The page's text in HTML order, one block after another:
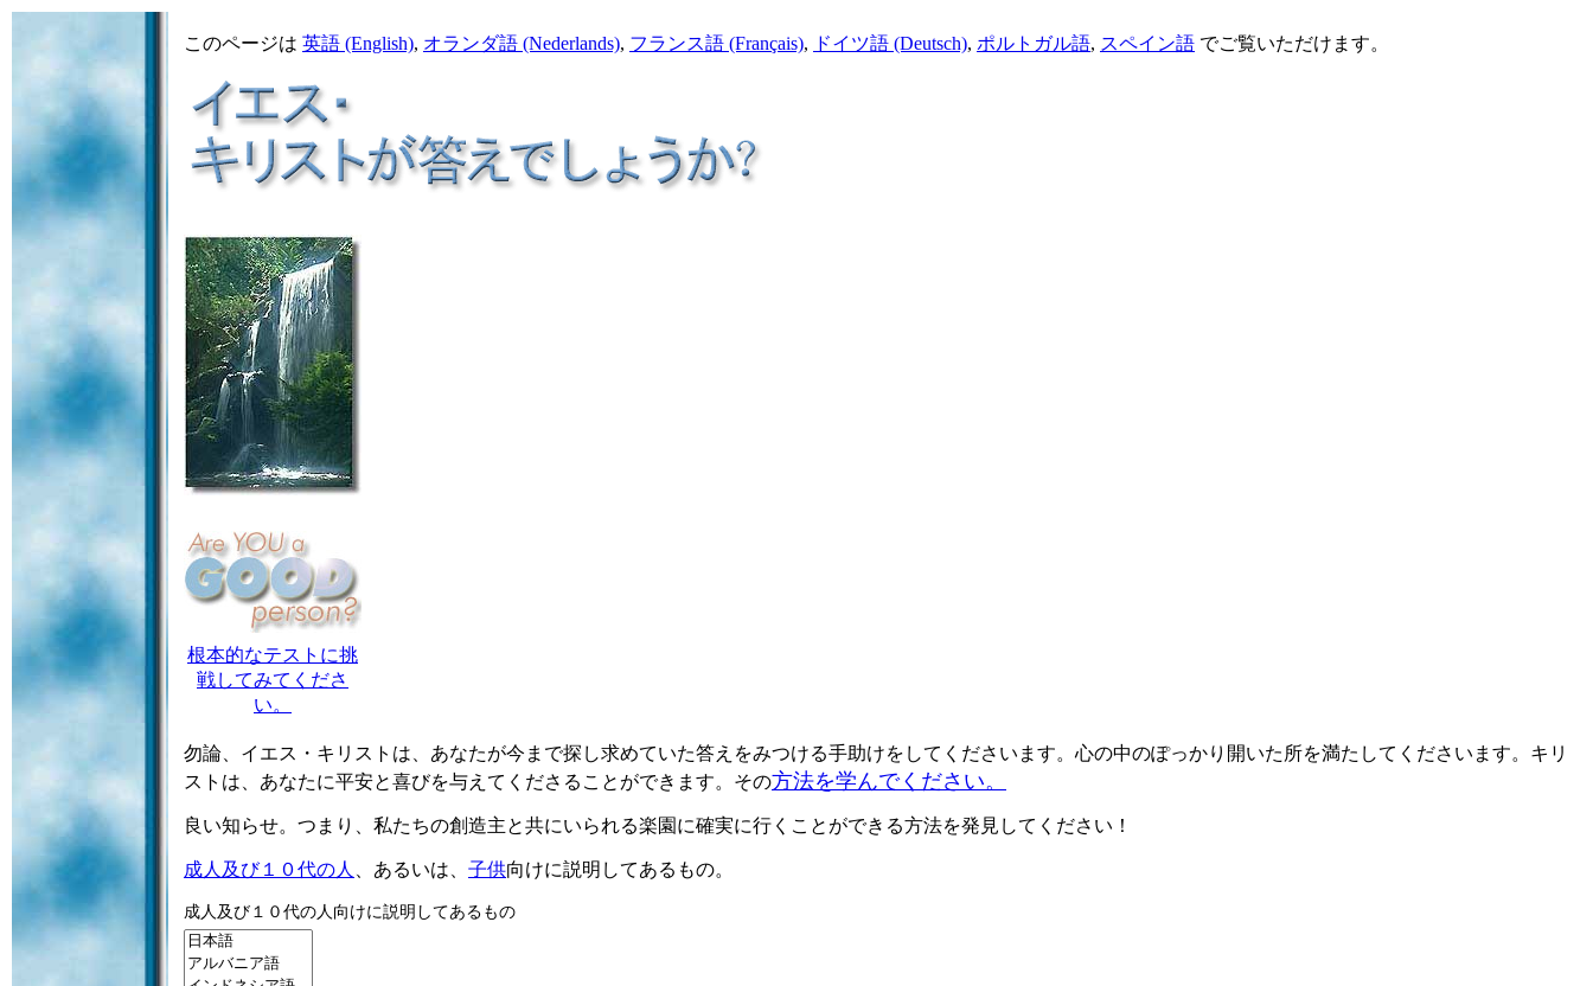
このページは 英語 (English), オランダ語 (Nederlands), フランス語 (Français), ドイツ語 (Deutsch), ポルトガル語, スペイン語 でご覧いただけます。
根本的なテストに挑
戦してみてくださ
い。
勿論 、イエス・キリストは、あなたが今まで探し求めていた答えをみつける手助けをしてくださいます。心の中のぽっかり開いた所を満たしてくださいます。キリ
ストは、あなたに平安と喜びを与えてくださることができます。その方法を学んでください。
良い知らせ。つまり、私たちの創造主と共にいられる楽園に確実に行くことができる方法を発見してください！
成人及び１０代の人 、あるいは、 子供向けに説明してあるもの。
成人及び１０代の人向けに説明してあるもの